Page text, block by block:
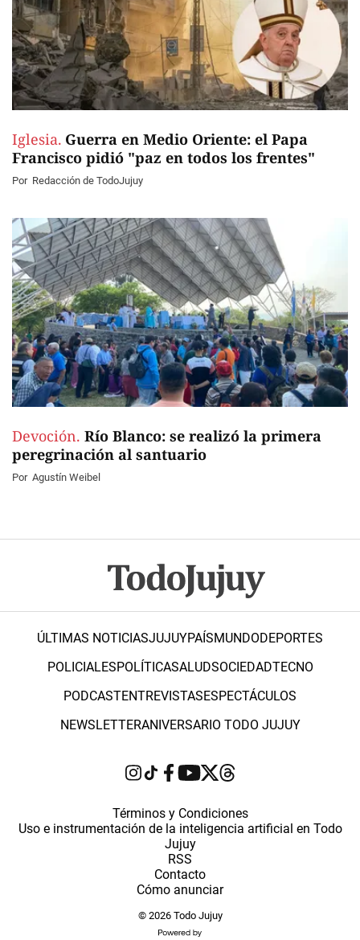
Iglesia. Guerra en Medio Oriente: el Papa
Francisco pidió "paz en todos los frentes"
Por Redacción de TodoJujuy
Devoción. Río Blanco: se realizó la primera
peregrinación al santuario
Por Agustín Weibel
ÚLTIMAS NOTICIASJUJUYPAÍSMUNDODEPORTES
POLICIALESPOLÍTICASALUDSOCIEDADTECNO
PODCASTENTREVISTASESPECTÁCULOS
NEWSLETTERANIVERSARIO TODO JUJUY
Términos y Condiciones
Uso e instrumentación de la inteligencia artificial en Todo
Jujuy
RSS
Contacto
Cómo anunciar
© 2026 Todo Jujuy